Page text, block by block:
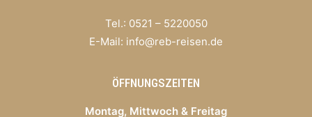
Tel.: 0521 – 5220050
E-Mail: info@reb-reisen.de
ÖFFNUNGSZEITEN
Montag, Mittwoch & Freitag